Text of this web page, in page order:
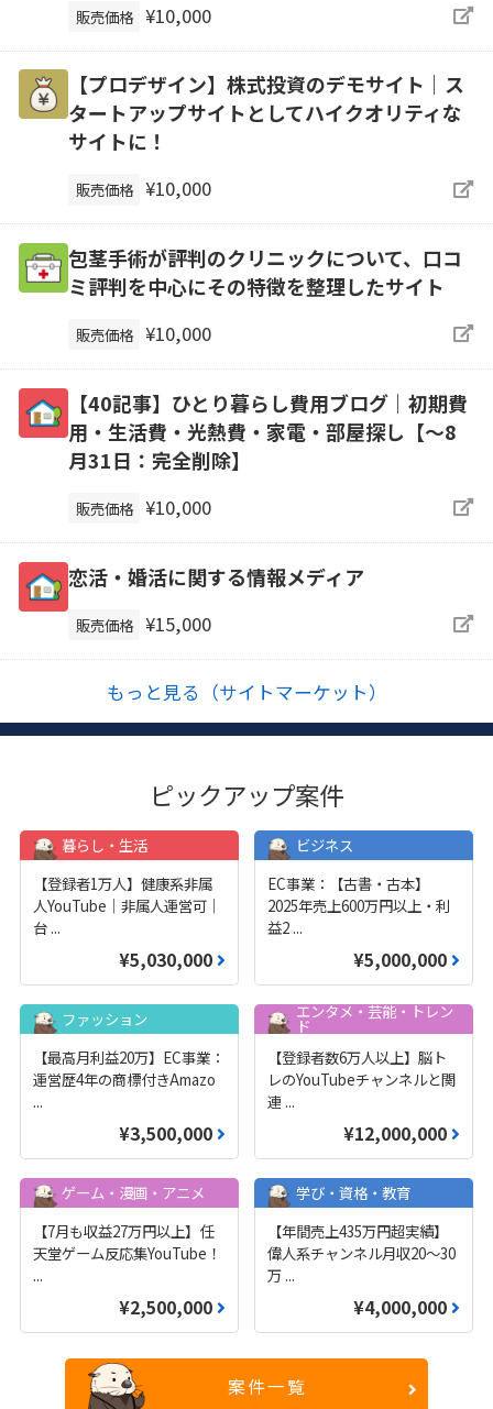
販売価格 ¥10,000
【プロデザイン】株式投資のデモサイト｜ス
タートアップサイトとしてハイクオリティな
サイトに！
販売価格 ¥10,000
包茎手術が評判のクリニックについて、口コ
ミ評判を中心にその特徴を整理したサイト
販売価格 ¥10,000
【40記事】ひとり暮らし費用ブログ｜初期費
用・生活費・光熱費・家電・部屋探し【～8
月31日：完全削除】
販売価格 ¥10,000
恋活・婚活に関する情報メディア
販売価格 ¥15,000
もっと見る（サイトマーケット）
ピックアップ案件
暮らし・生活
【登録者1万人】健康系非属
人YouTube｜非属人運営可｜
台 ...
¥5,030,000
ビジネス
EC事業：【古書・古本】
2025年売上600万円以上・利
益2 ...
¥5,000,000
ファッション
【最高月利益20万】EC事業：
運営歴4年の商標付きAmazo
...
¥3,500,000
エンタメ・芸能・トレン
ド
【登録者数6万人以上】脳ト
レのYouTubeチャンネルと関
連 ...
¥12,000,000
ゲーム・漫画・アニメ
【7月も収益27万円以上】任
天堂ゲーム反応集YouTube！
...
¥2,500,000
学び・資格・教育
【年間売上435万円超実績】
偉人系チャンネル月収20～30
万 ...
¥4,000,000
案件一覧